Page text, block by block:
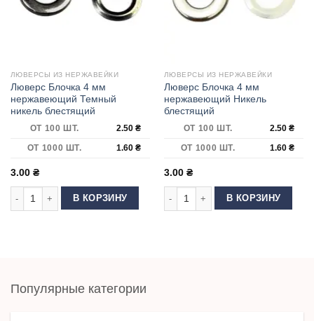
ЛЮВЕРСЫ ИЗ НЕРЖАВЕЙКИ
Люверс Блочка 4 мм
нержавеющий Темный
никель блестящий
ОТ 100 ШТ. 2.50 ₴
ОТ 1000 ШТ.
1.60 ₴
3.00 ₴
Количество товара Люверс Блочка 4 мм нержавеющий Темный никель
В КОРЗИНУ
ЛЮВЕРСЫ ИЗ НЕРЖАВЕЙКИ
Люверс Блочка 4 мм
нержавеющий Никель
блестящий
ОТ 100 ШТ. 2.50 ₴
ОТ 1000 ШТ.
1.60 ₴
3.00 ₴
Количество товара Люверс
В КОРЗИНУ
Популярные категории